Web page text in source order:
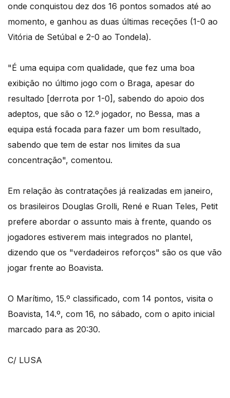
onde conquistou dez dos 16 pontos somados até ao
momento, e ganhou as duas últimas receções (1-0 ao
Vitória de Setúbal e 2-0 ao Tondela).
"É uma equipa com qualidade, que fez uma boa
exibição no último jogo com o Braga, apesar do
resultado [derrota por 1-0], sabendo do apoio dos
adeptos, que são o 12.º jogador, no Bessa, mas a
equipa está focada para fazer um bom resultado,
sabendo que tem de estar nos limites da sua
concentração", comentou.
Em relação às contratações já realizadas em janeiro,
os brasileiros Douglas Grolli, René e Ruan Teles, Petit
prefere abordar o assunto mais à frente, quando os
jogadores estiverem mais integrados no plantel,
dizendo que os "verdadeiros reforços" são os que vão
jogar frente ao Boavista.
O Marítimo, 15.º classificado, com 14 pontos, visita o
Boavista, 14.º, com 16, no sábado, com o apito inicial
marcado para as 20:30.
C/ LUSA